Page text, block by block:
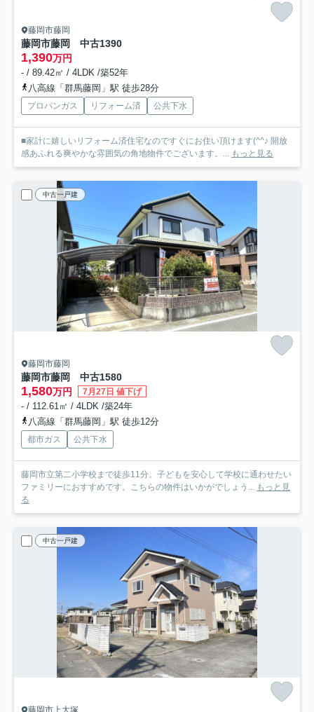
藤岡市藤岡
藤岡市藤岡 中古1390
1,390万円
- / 89.42㎡ / 4LDK /築52年
八高線「群馬藤岡」駅 徒歩28分
プロパンガス リフォーム済 公共下水
■家計に嬉しいリフォーム済住宅なのですぐにお住い頂けます(^^♪ 開放
感あふれる爽やかな雰囲気の角地物件でございます。... もっと見る
中古一戸建
藤岡市藤岡
藤岡市藤岡 中古1580
1,580万円 7月27日 値下げ
- / 112.61㎡ / 4LDK /築24年
八高線「群馬藤岡」駅 徒歩12分
都市ガス 公共下水
藤岡市立第二小学校まで徒歩11分。子どもを安心して学校に通わせたい
ファミリーにおすすめです。こちらの物件はいかがでしょう... もっと見
る
中古一戸建